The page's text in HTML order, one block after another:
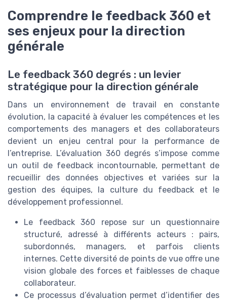
Comprendre le feedback 360 et
ses enjeux pour la direction
générale
Le feedback 360 degrés : un levier
stratégique pour la direction générale
Dans un environnement de travail en constante
évolution, la capacité à évaluer les compétences et les
comportements des managers et des collaborateurs
devient un enjeu central pour la performance de
l’entreprise. L’évaluation 360 degrés s’impose comme
un outil de feedback incontournable, permettant de
recueillir des données objectives et variées sur la
gestion des équipes, la culture du feedback et le
développement professionnel.
Le feedback 360 repose sur un questionnaire
structuré, adressé à différents acteurs : pairs,
subordonnés, managers, et parfois clients
internes. Cette diversité de points de vue offre une
vision globale des forces et faiblesses de chaque
collaborateur.
Ce processus d’évaluation permet d’identifier des